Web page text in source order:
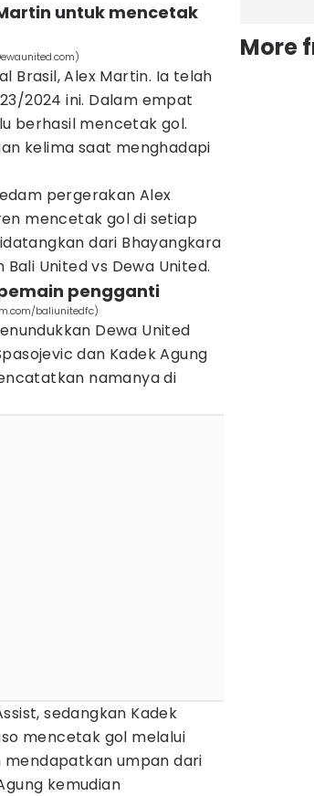
untuk mencetak
Brasil, Alex Martin. Ia telah
2024 ini. Dalam empat
berhasil mencetak gol.
kelima saat menghadapi
pergerakan Alex
mencetak gol di setiap
dari Bhayangkara
United vs Dewa United.
pengganti
baliunitedfc)
Dewa United
dan Kadek Agung
namanya di
sedangkan Kadek
mencetak gol melalui
umpan dari
kemudian
More